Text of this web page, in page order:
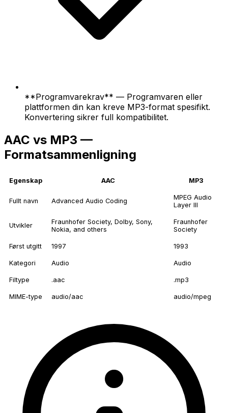
**Programvarekrav** — Programvaren eller
plattformen din kan kreve MP3-format spesifikt.
Konvertering sikrer full kompatibilitet.
AAC vs MP3 —
Formatsammenligning
Egenskap AAC MP3
Fullt navn Advanced Audio Coding
MPEG Audio
Layer III
Utvikler
Fraunhofer Society, Dolby, Sony,
Nokia, and others
Fraunhofer
Society
Først utgitt 1997 1993
Kategori Audio Audio
Filtype .aac .mp3
MIME-type audio/aac audio/mpeg